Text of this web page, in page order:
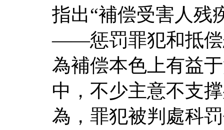
指出“補偿受害人残
——惩罚罪犯和抵偿
為補偿本色上有益
中，不少主意不支
為，罪犯被判處科